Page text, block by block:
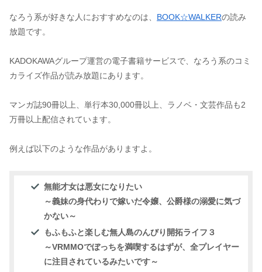
なろう系が好きな人におすすめなのは、 BOOK☆WALKERの読み
放題です。
KADOKAWAグループ運営の電子書籍サービスで、なろう系のコミ
カライズ作品が読み放題にあります。
マンガ誌90冊以上、単行本30,000冊以上、ラノベ・文芸作品も2
万冊以上配信されています。
例えば以下のような作品がありますよ。
無能才女は悪女になりたい
～義妹の身代わりで嫁いだ令嬢、公爵様の溺愛に気づ
かない～
もふもふと楽しむ無人島のんびり開拓ライフ３
～VRMMOでぼっちを満喫するはずが、全プレイヤー
に注目されているみたいです～